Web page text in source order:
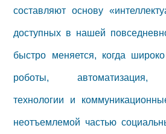
составляют основу
доступных в нашей
быстро меняется, когда
роботы, автоматизация,
технологии и
неотъемлемой частью